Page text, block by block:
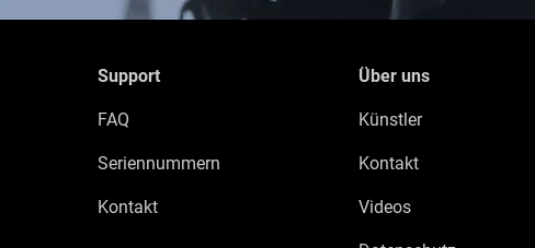
Support
FAQ
Seriennummern
Kontakt
Über uns
Künstler
Kontakt
Videos